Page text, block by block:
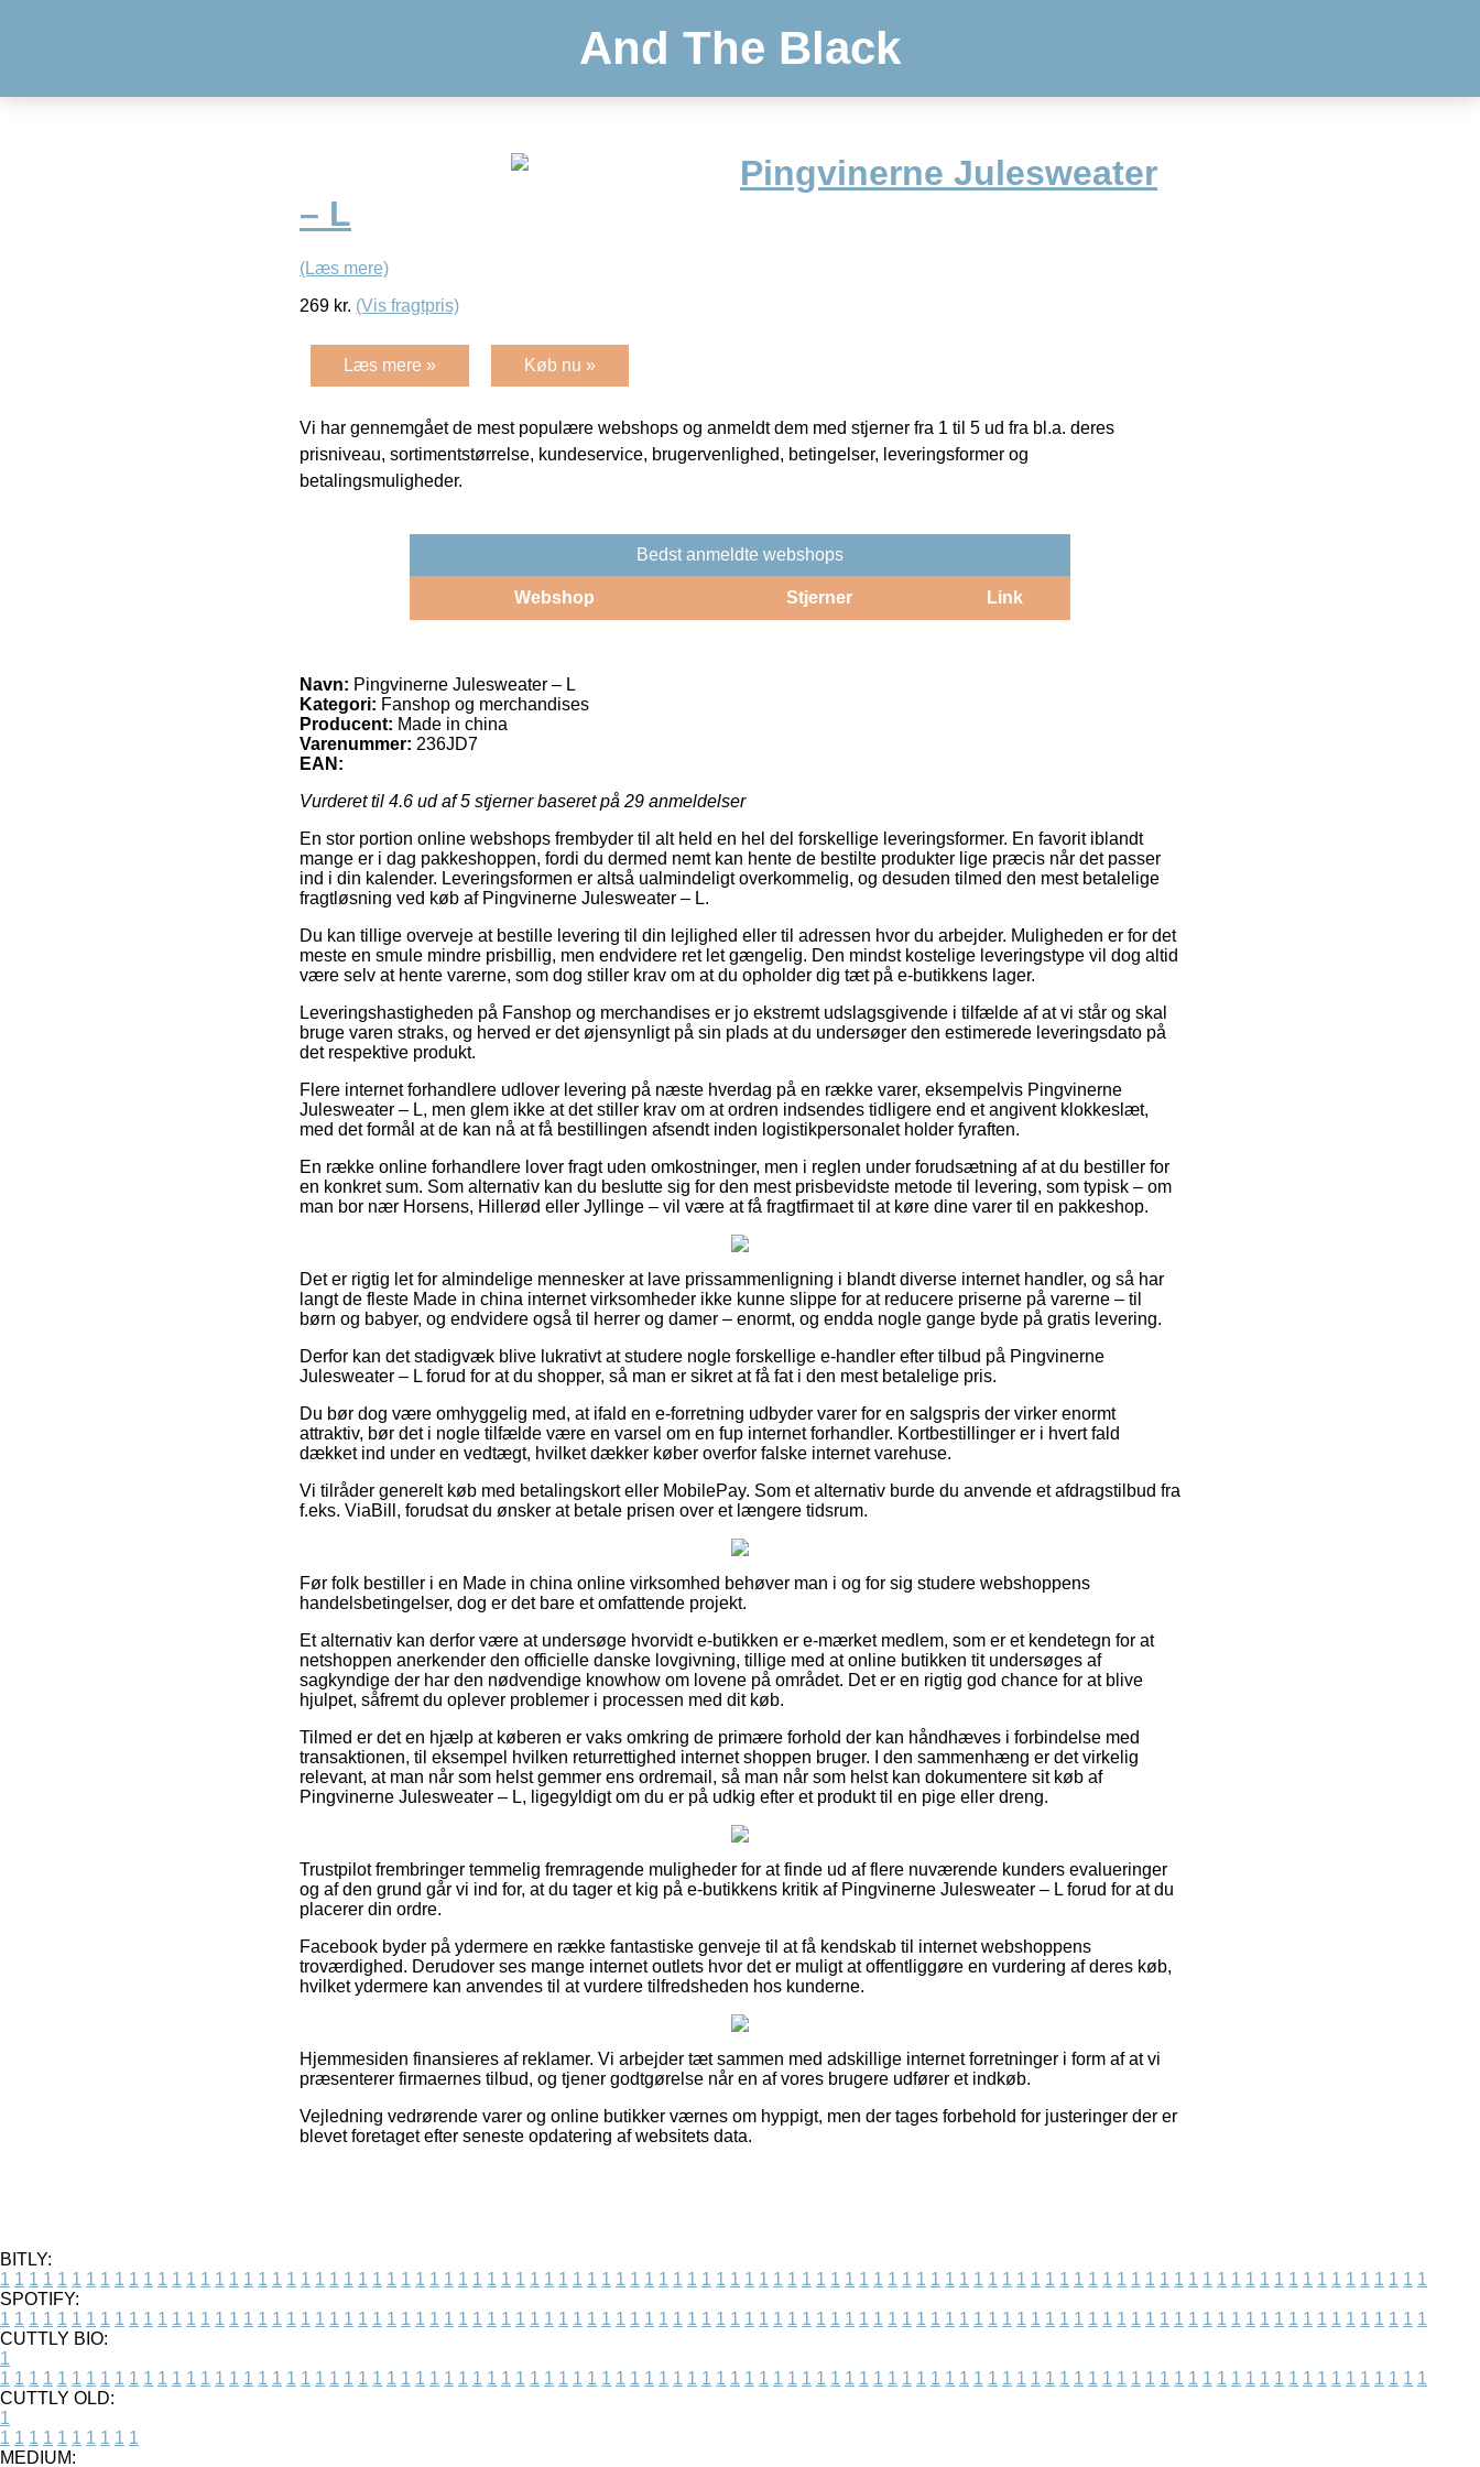
And The Black
Pingvinerne Julesweater
– L
(Læs mere)
269 kr. (Vis fragtpris)
Læs mere » Køb nu »
Vi har gennemgået de mest populære webshops og anmeldt dem med stjerner fra 1 til 5 ud fra bl.a. deres
prisniveau, sortimentstørrelse, kundeservice, brugervenlighed, betingelser, leveringsformer og
betalingsmuligheder.
Bedst anmeldte webshops
Webshop Stjerner Link
Navn: Pingvinerne Julesweater – L
Kategori: Fanshop og merchandises
Producent: Made in china
Varenummer: 236JD7
EAN:
Vurderet til 4.6 ud af 5 stjerner baseret på 29 anmeldelser
En stor portion online webshops frembyder til alt held en hel del forskellige leveringsformer. En favorit iblandt
mange er i dag pakkeshoppen, fordi du dermed nemt kan hente de bestilte produkter lige præcis når det passer
ind i din kalender. Leveringsformen er altså ualmindeligt overkommelig, og desuden tilmed den mest betalelige
fragtløsning ved køb af Pingvinerne Julesweater – L.
Du kan tillige overveje at bestille levering til din lejlighed eller til adressen hvor du arbejder. Muligheden er for det
meste en smule mindre prisbillig, men endvidere ret let gængelig. Den mindst kostelige leveringstype vil dog altid
være selv at hente varerne, som dog stiller krav om at du opholder dig tæt på e-butikkens lager.
Leveringshastigheden på Fanshop og merchandises er jo ekstremt udslagsgivende i tilfælde af at vi står og skal
bruge varen straks, og herved er det øjensynligt på sin plads at du undersøger den estimerede leveringsdato på
det respektive produkt.
Flere internet forhandlere udlover levering på næste hverdag på en række varer, eksempelvis Pingvinerne
Julesweater – L, men glem ikke at det stiller krav om at ordren indsendes tidligere end et angivent klokkeslæt,
med det formål at de kan nå at få bestillingen afsendt inden logistikpersonalet holder fyraften.
En række online forhandlere lover fragt uden omkostninger, men i reglen under forudsætning af at du bestiller for
en konkret sum. Som alternativ kan du beslutte sig for den mest prisbevidste metode til levering, som typisk – om
man bor nær Horsens, Hillerød eller Jyllinge – vil være at få fragtfirmaet til at køre dine varer til en pakkeshop.
Det er rigtig let for almindelige mennesker at lave prissammenligning i blandt diverse internet handler, og så har
langt de fleste Made in china internet virksomheder ikke kunne slippe for at reducere priserne på varerne – til
børn og babyer, og endvidere også til herrer og damer – enormt, og endda nogle gange byde på gratis levering.
Derfor kan det stadigvæk blive lukrativt at studere nogle forskellige e-handler efter tilbud på Pingvinerne
Julesweater – L forud for at du shopper, så man er sikret at få fat i den mest betalelige pris.
Du bør dog være omhyggelig med, at ifald en e-forretning udbyder varer for en salgspris der virker enormt
attraktiv, bør det i nogle tilfælde være en varsel om en fup internet forhandler. Kortbestillinger er i hvert fald
dækket ind under en vedtægt, hvilket dækker køber overfor falske internet varehuse.
Vi tilråder generelt køb med betalingskort eller MobilePay. Som et alternativ burde du anvende et afdragstilbud fra
f.eks. ViaBill, forudsat du ønsker at betale prisen over et længere tidsrum.
Før folk bestiller i en Made in china online virksomhed behøver man i og for sig studere webshoppens
handelsbetingelser, dog er det bare et omfattende projekt.
Et alternativ kan derfor være at undersøge hvorvidt e-butikken er e-mærket medlem, som er et kendetegn for at
netshoppen anerkender den officielle danske lovgivning, tillige med at online butikken tit undersøges af
sagkyndige der har den nødvendige knowhow om lovene på området. Det er en rigtig god chance for at blive
hjulpet, såfremt du oplever problemer i processen med dit køb.
Tilmed er det en hjælp at køberen er vaks omkring de primære forhold der kan håndhæves i forbindelse med
transaktionen, til eksempel hvilken returrettighed internet shoppen bruger. I den sammenhæng er det virkelig
relevant, at man når som helst gemmer ens ordremail, så man når som helst kan dokumentere sit køb af
Pingvinerne Julesweater – L, ligegyldigt om du er på udkig efter et produkt til en pige eller dreng.
Trustpilot frembringer temmelig fremragende muligheder for at finde ud af flere nuværende kunders evalueringer
og af den grund går vi ind for, at du tager et kig på e-butikkens kritik af Pingvinerne Julesweater – L forud for at du
placerer din ordre.
Facebook byder på ydermere en række fantastiske genveje til at få kendskab til internet webshoppens
troværdighed. Derudover ses mange internet outlets hvor det er muligt at offentliggøre en vurdering af deres køb,
hvilket ydermere kan anvendes til at vurdere tilfredsheden hos kunderne.
Hjemmesiden finansieres af reklamer. Vi arbejder tæt sammen med adskillige internet forretninger i form af at vi
præsenterer firmaernes tilbud, og tjener godtgørelse når en af vores brugere udfører et indkøb.
Vejledning vedrørende varer og online butikker værnes om hyppigt, men der tages forbehold for justeringer der er
blevet foretaget efter seneste opdatering af websitets data.
BITLY:
1 1 1 1 1 1 1 1 1 1 1 1 1 1 1 1 1 1 1 1 1 1 1 1 1 1 1 1 1 1 1 1 1 1 1 1 1 1 1 1 1 1 1 1 1 1 1 1 1 1 1 1 1 1 1 1 1 1 1 1 1 1 1 1 1 1 1 1 1 1 1 1 1 1 1 1 1 1 1 1 1 1 1 1 1 1 1 1 1 1 1 1 1 1 1 1 1 1 1 1
SPOTIFY:
1 1 1 1 1 1 1 1 1 1 1 1 1 1 1 1 1 1 1 1 1 1 1 1 1 1 1 1 1 1 1 1 1 1 1 1 1 1 1 1 1 1 1 1 1 1 1 1 1 1 1 1 1 1 1 1 1 1 1 1 1 1 1 1 1 1 1 1 1 1 1 1 1 1 1 1 1 1 1 1 1 1 1 1 1 1 1 1 1 1 1 1 1 1 1 1 1 1 1 1
CUTTLY BIO:
1
1 1 1 1 1 1 1 1 1 1 1 1 1 1 1 1 1 1 1 1 1 1 1 1 1 1 1 1 1 1 1 1 1 1 1 1 1 1 1 1 1 1 1 1 1 1 1 1 1 1 1 1 1 1 1 1 1 1 1 1 1 1 1 1 1 1 1 1 1 1 1 1 1 1 1 1 1 1 1 1 1 1 1 1 1 1 1 1 1 1 1 1 1 1 1 1 1 1 1 1
CUTTLY OLD:
1
1 1 1 1 1 1 1 1 1 1
MEDIUM: